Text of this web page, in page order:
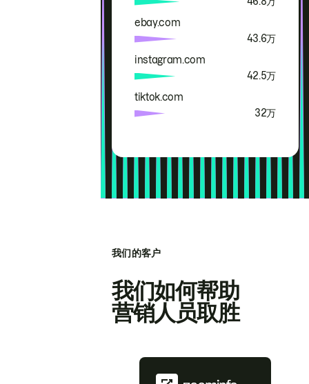
ebay.com
43.6万
instagram.com
42.5万
tiktok.com
32万
我们的客户
我们如何帮助
营销人员取胜